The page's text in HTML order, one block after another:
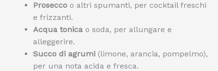
Prosecco o altri spumanti, per cocktail freschi
e frizzanti.
Acqua tonica o soda, per allungare e
alleggerire.
Succo di agrumi (limone, arancia, pompelmo),
per una nota acida e fresca.